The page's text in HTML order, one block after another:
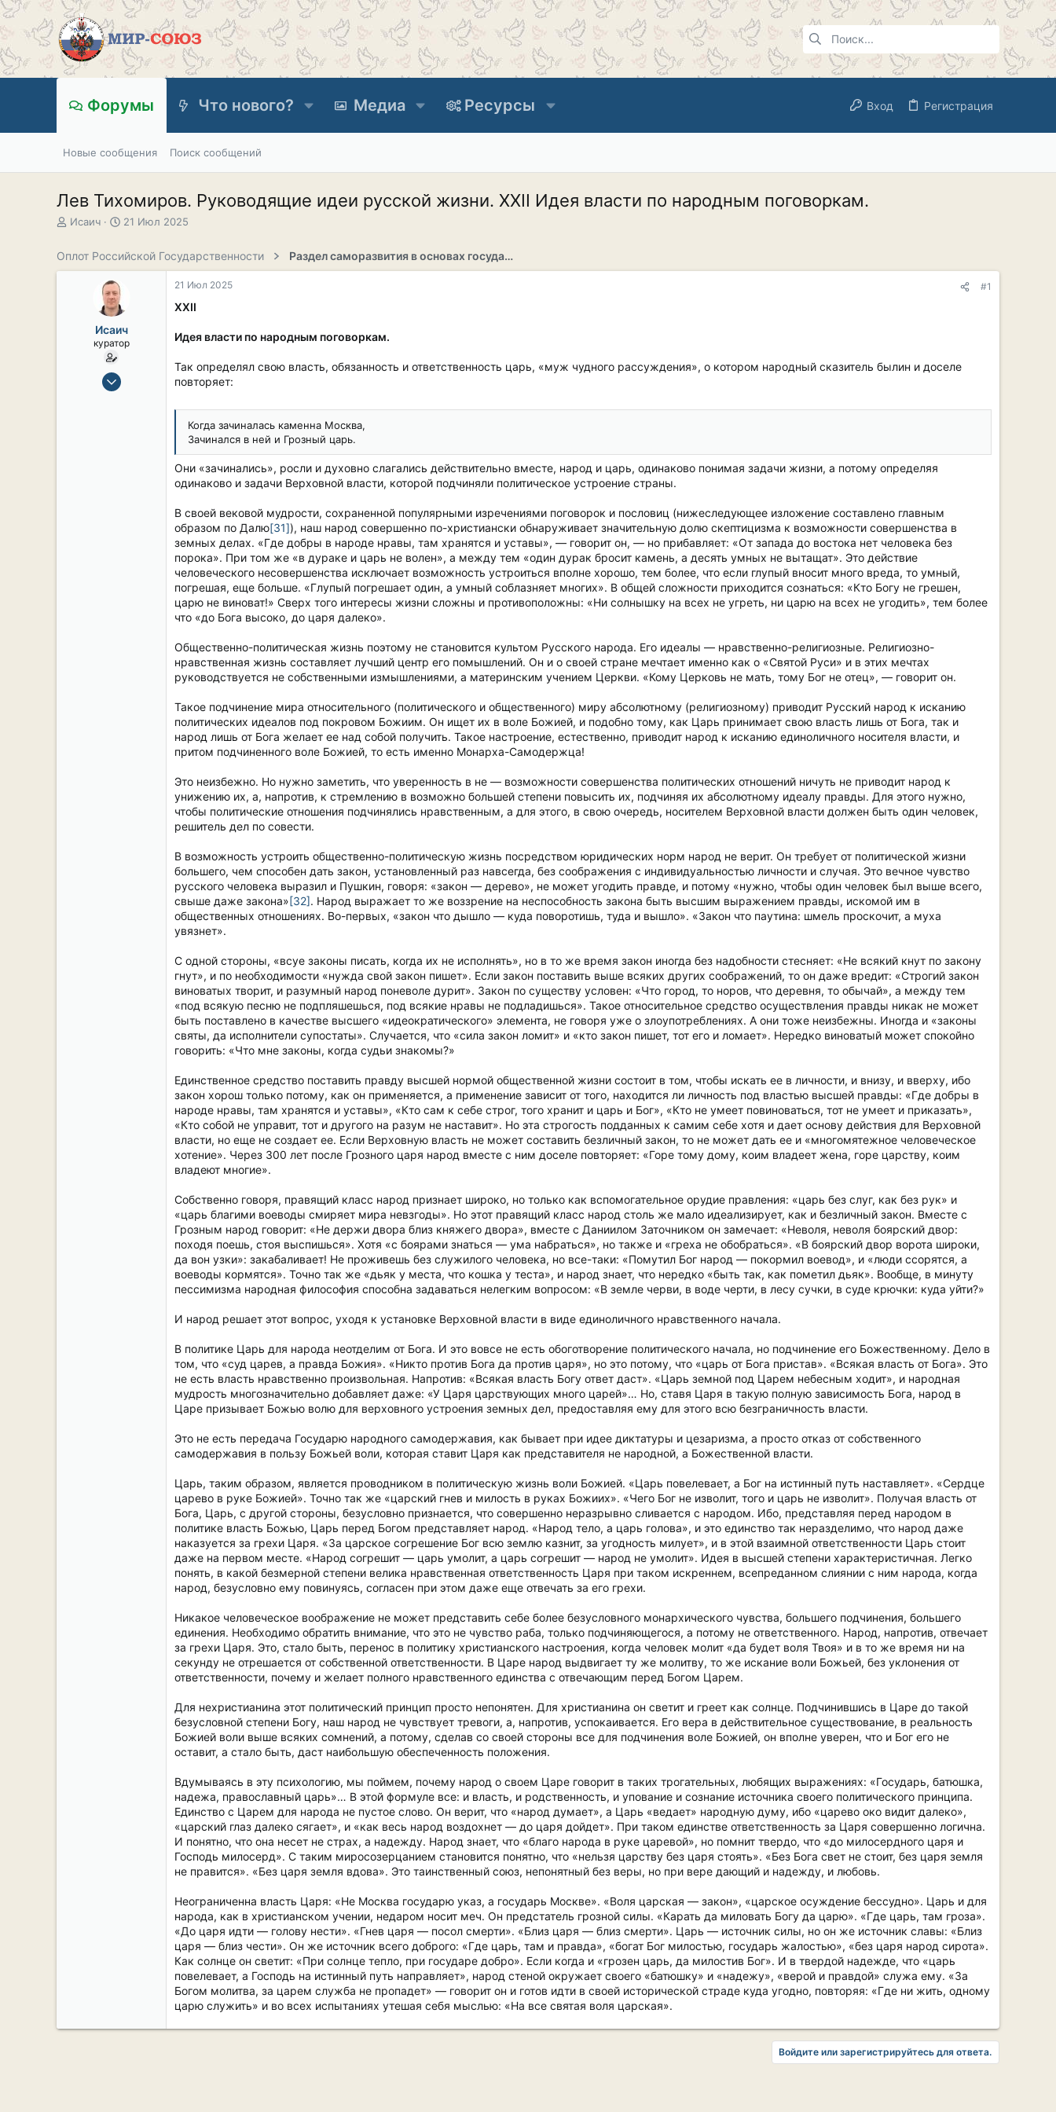
Форумы Что нового? Медиа Ресурсы Вход Регистрация
Новые сообщения Поиск сообщений
Лев Тихомиров. Руководящие идеи русской жизни. XXII Идея власти по народным поговоркам.
А
о
Исаич
Д
а
л
а
21 Июл 2025
Оплот Российской Государственности Раздел саморазвития в основах государственности
Исаич
куратор
15 Сен 2019
21 Июл 2025 #1
XXII
Идея власти по народным поговоркам.
Так определял свою власть, обязанность и ответственность царь, «муж чудного рассуждения», о котором народный сказитель былин и доселе
повторяет:
Когда зачиналась каменна Москва,
Зачинался в ней и Грозный царь.
Они «зачинались», росли и духовно слагались действительно вместе, народ и царь, одинаково понимая задачи жизни, а потому определяя
одинаково и задачи Верховной власти, которой подчиняли политическое устроение страны.
В своей вековой мудрости, сохраненной популярными изречениями поговорок и пословиц (нижеследующее изложение составлено главным
образом по Далю[31]), наш народ совершенно по-христиански обнаруживает значительную долю скептицизма к возможности совершенства в
земных делах. «Где добры в народе нравы, там хранятся и уставы», — говорит он, — но прибавляет: «От запада до востока нет человека без
порока». При том же «в дураке и царь не волен», а между тем «один дурак бросит камень, а десять умных не вытащат». Это действие
человеческого несовершенства исключает возможность устроиться вполне хорошо, тем более, что если глупый вносит много вреда, то умный,
погрешая, еще больше. «Глупый погрешает один, а умный соблазняет многих». В общей сложности приходится сознаться: «Кто Богу не грешен,
царю не виноват!» Сверх того интересы жизни сложны и противоположны: «Ни солнышку на всех не угреть, ни царю на всех не угодить», тем более
что «до Бога высоко, до царя далеко».
Общественно-политическая жизнь поэтому не становится культом Русского народа. Его идеалы — нравственно-религиозные. Религиозно-
нравственная жизнь составляет лучший центр его помышлений. Он и о своей стране мечтает именно как о «Святой Руси» и в этих мечтах
руководствуется не собственными измышлениями, а материнским учением Церкви. «Кому Церковь не мать, тому Бог не отец», — говорит он.
Такое подчинение мира относительного (политического и общественного) миру абсолютному (религиозному) приводит Русский народ к исканию
политических идеалов под покровом Божиим. Он ищет их в воле Божией, и подобно тому, как Царь принимает свою власть лишь от Бога, так и
народ лишь от Бога желает ее над собой получить. Такое настроение, естественно, приводит народ к исканию единоличного носителя власти, и
притом подчиненного воле Божией, то есть именно Монарха-Самодержца!
Это неизбежно. Но нужно заметить, что уверенность в не — возможности совершенства политических отношений ничуть не приводит народ к
унижению их, а, напротив, к стремлению в возможно большей степени повысить их, подчиняя их абсолютному идеалу правды. Для этого нужно,
чтобы политические отношения подчинялись нравственным, а для этого, в свою очередь, носителем Верховной власти должен быть один человек,
решитель дел по совести.
В возможность устроить общественно-политическую жизнь посредством юридических норм народ не верит. Он требует от политической жизни
большего, чем способен дать закон, установленный раз навсегда, без соображения с индивидуальностью личности и случая. Это вечное чувство
русского человека выразил и Пушкин, говоря: «закон — дерево», не может угодить правде, и потому «нужно, чтобы один человек был выше всего,
свыше даже закона»[32]. Народ выражает то же воззрение на неспособность закона быть высшим выражением правды, искомой им в
общественных отношениях. Во-первых, «закон что дышло — куда поворотишь, туда и вышло». «Закон что паутина: шмель проскочит, а муха
увязнет».
С одной стороны, «всуе законы писать, когда их не исполнять», но в то же время закон иногда без надобности стесняет: «Не всякий кнут по закону
гнут», и по необходимости «нужда свой закон пишет». Если закон поставить выше всяких других соображений, то он даже вредит: «Строгий закон
виноватых творит, и разумный народ поневоле дурит». Закон по существу условен: «Что город, то норов, что деревня, то обычай», а между тем
«под всякую песню не подпляшешься, под всякие нравы не подладишься». Такое относительное средство осуществления правды никак не может
быть поставлено в качестве высшего «идеократического» элемента, не говоря уже о злоупотреблениях. А они тоже неизбежны. Иногда и «законы
святы, да исполнители супостаты». Случается, что «сила закон ломит» и «кто закон пишет, тот его и ломает». Нередко виноватый может спокойно
говорить: «Что мне законы, когда судьи знакомы?»
Единственное средство поставить правду высшей нормой общественной жизни состоит в том, чтобы искать ее в личности, и внизу, и вверху, ибо
закон хорош только потому, как он применяется, а применение зависит от того, находится ли личность под властью высшей правды: «Где добры в
народе нравы, там хранятся и уставы», «Кто сам к себе строг, того хранит и царь и Бог», «Кто не умеет повиноваться, тот не умеет и приказать»,
«Кто собой не управит, тот и другого на разум не наставит». Но эта строгость подданных к самим себе хотя и дает основу действия для Верховной
власти, но еще не создает ее. Если Верховную власть не может составить безличный закон, то не может дать ее и «многомятежное человеческое
хотение». Через 300 лет после Грозного царя народ вместе с ним доселе повторяет: «Горе тому дому, коим владеет жена, горе царству, коим
владеют многие».
Собственно говоря, правящий класс народ признает широко, но только как вспомогательное орудие правления: «царь без слуг, как без рук» и
«царь благими воеводы смиряет мира невзгоды». Но этот правящий класс народ столь же мало идеализирует, как и безличный закон. Вместе с
Грозным народ говорит: «Не держи двора близ княжего двора», вместе с Даниилом Заточником он замечает: «Неволя, неволя боярский двор:
походя поешь, стоя выспишься». Хотя «с боярами знаться — ума набраться», но также и «греха не обобраться». «В боярский двор ворота широки,
да вон узки»: закабаливает! Не проживешь без служилого человека, но все-таки: «Помутил Бог народ — покормил воевод», и «люди ссорятся, а
воеводы кормятся». Точно так же «дьяк у места, что кошка у теста», и народ знает, что нередко «быть так, как пометил дьяк». Вообще, в минуту
пессимизма народная философия способна задаваться нелегким вопросом: «В земле черви, в воде черти, в лесу сучки, в суде крючки: куда уйти?»
И народ решает этот вопрос, уходя к установке Верховной власти в виде единоличного нравственного начала.
В политике Царь для народа неотделим от Бога. И это вовсе не есть обоготворение политического начала, но подчинение его Божественному. Дело в
том, что «суд царев, а правда Божия». «Никто против Бога да против царя», но это потому, что «царь от Бога пристав». «Всякая власть от Бога». Это
не есть власть нравственно произвольная. Напротив: «Всякая власть Богу ответ даст». «Царь земной под Царем небесным ходит», и народная
мудрость многозначительно добавляет даже: «У Царя царствующих много царей»… Но, ставя Царя в такую полную зависимость Бога, народ в
Царе призывает Божью волю для верховного устроения земных дел, предоставляя ему для этого всю безграничность власти.
Это не есть передача Государю народного самодержавия, как бывает при идее диктатуры и цезаризма, а просто отказ от собственного
самодержавия в пользу Божьей воли, которая ставит Царя как представителя не народной, а Божественной власти.
Царь, таким образом, является проводником в политическую жизнь воли Божией. «Царь повелевает, а Бог на истинный путь наставляет». «Сердце
царево в руке Божией». Точно так же «царский гнев и милость в руках Божиих». «Чего Бог не изволит, того и царь не изволит». Получая власть от
Бога, Царь, с другой стороны, безусловно признается, что совершенно неразрывно сливается с народом. Ибо, представляя перед народом в
политике власть Божью, Царь перед Богом представляет народ. «Народ тело, а царь голова», и это единство так неразделимо, что народ даже
наказуется за грехи Царя. «За царское согрешение Бог всю землю казнит, за угодность милует», и в этой взаимной ответственности Царь стоит
даже на первом месте. «Народ согрешит — царь умолит, а царь согрешит — народ не умолит». Идея в высшей степени характеристичная. Легко
понять, в какой безмерной степени велика нравственная ответственность Царя при таком искреннем, всепреданном слиянии с ним народа, когда
народ, безусловно ему повинуясь, согласен при этом даже еще отвечать за его грехи.
Никакое человеческое воображение не может представить себе более безусловного монархического чувства, большего подчинения, большего
единения. Необходимо обратить внимание, что это не чувство раба, только подчиняющегося, а потому не ответственного. Народ, напротив, отвечает
за грехи Царя. Это, стало быть, перенос в политику христианского настроения, когда человек молит «да будет воля Твоя» и в то же время ни на
секунду не отрешается от собственной ответственности. В Царе народ выдвигает ту же молитву, то же искание воли Божьей, без уклонения от
ответственности, почему и желает полного нравственного единства с отвечающим перед Богом Царем.
Для нехристианина этот политический принцип просто непонятен. Для христианина он светит и греет как солнце. Подчинившись в Царе до такой
безусловной степени Богу, наш народ не чувствует тревоги, а, напротив, успокаивается. Его вера в действительное существование, в реальность
Божией воли выше всяких сомнений, а потому, сделав со своей стороны все для подчинения воле Божией, он вполне уверен, что и Бог его не
оставит, а стало быть, даст наибольшую обеспеченность положения.
Вдумываясь в эту психологию, мы поймем, почему народ о своем Царе говорит в таких трогательных, любящих выражениях: «Государь, батюшка,
надежа, православный царь»… В этой формуле все: и власть, и родственность, и упование и сознание источника своего политического принципа.
Единство с Царем для народа не пустое слово. Он верит, что «народ думает», а Царь «ведает» народную думу, ибо «царево око видит далеко»,
«царский глаз далеко сягает», и «как весь народ воздохнет — до царя дойдет». При таком единстве ответственность за Царя совершенно логична.
И понятно, что она несет не страх, а надежду. Народ знает, что «благо народа в руке царевой», но помнит твердо, что «до милосердного царя и
Господь милосерд». С таким миросозерцанием становится понятно, что «нельзя царству без царя стоять». «Без Бога свет не стоит, без царя земля
не правится». «Без царя земля вдова». Это таинственный союз, непонятный без веры, но при вере дающий и надежду, и любовь.
Неограниченна власть Царя: «Не Москва государю указ, а государь Москве». «Воля царская — закон», «царское осуждение бессудно». Царь и для
народа, как в христианском учении, недаром носит меч. Он предстатель грозной силы. «Карать да миловать Богу да царю». «Где царь, там гроза».
«До царя идти — голову нести». «Гнев царя — посол смерти». «Близ царя — близ смерти». Царь — источник силы, но он же источник славы: «Близ
царя — близ чести». Он же источник всего доброго: «Где царь, там и правда», «богат Бог милостью, государь жалостью», «без царя народ сирота».
Как солнце он светит: «При солнце тепло, при государе добро». Если когда и «грозен царь, да милостив Бог». И в твердой надежде, что «царь
повелевает, а Господь на истинный путь направляет», народ стеной окружает своего «батюшку» и «надежу», «верой и правдой» служа ему. «За
Богом молитва, за царем служба не пропадет» — говорит он и готов идти в своей исторической страде куда угодно, повторяя: «Где ни жить, одному
царю служить» и во всех испытаниях утешая себя мыслью: «На все святая воля царская».
Войдите или зарегистрируйтесь для ответа.